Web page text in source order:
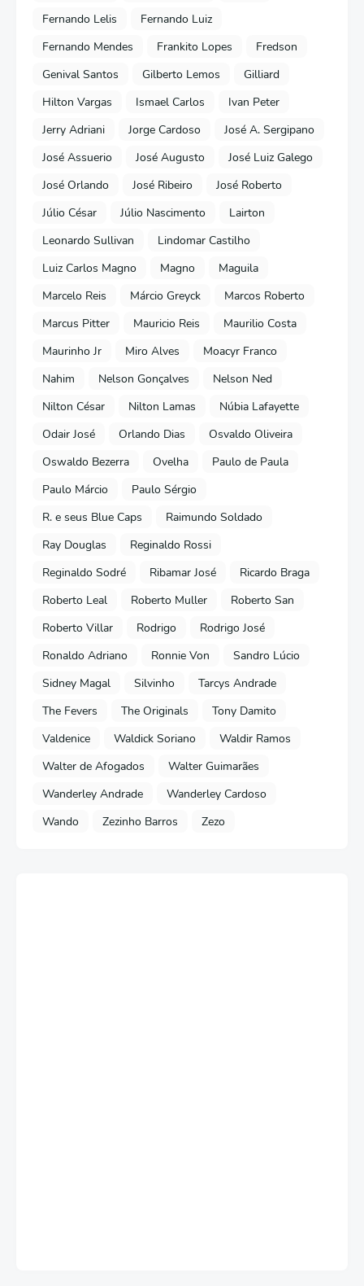
Fernando Lelis
Fernando Luiz
Fernando Mendes
Frankito Lopes
Fredson
Genival Santos
Gilberto Lemos
Gilliard
Hilton Vargas
Ismael Carlos
Ivan Peter
Jerry Adriani
Jorge Cardoso
José A. Sergipano
José Assuerio
José Augusto
José Luiz Galego
José Orlando
José Ribeiro
José Roberto
Júlio César
Júlio Nascimento
Lairton
Leonardo Sullivan
Lindomar Castilho
Luiz Carlos Magno
Magno
Maguila
Marcelo Reis
Márcio Greyck
Marcos Roberto
Marcus Pitter
Mauricio Reis
Maurilio Costa
Maurinho Jr
Miro Alves
Moacyr Franco
Nahim
Nelson Gonçalves
Nelson Ned
Nilton César
Nilton Lamas
Núbia Lafayette
Odair José
Orlando Dias
Osvaldo Oliveira
Oswaldo Bezerra
Ovelha
Paulo de Paula
Paulo Márcio
Paulo Sérgio
R. e seus Blue Caps
Raimundo Soldado
Ray Douglas
Reginaldo Rossi
Reginaldo Sodré
Ribamar José
Ricardo Braga
Roberto Leal
Roberto Muller
Roberto San
Roberto Villar
Rodrigo
Rodrigo José
Ronaldo Adriano
Ronnie Von
Sandro Lúcio
Sidney Magal
Silvinho
Tarcys Andrade
The Fevers
The Originals
Tony Damito
Valdenice
Waldick Soriano
Waldir Ramos
Walter de Afogados
Walter Guimarães
Wanderley Andrade
Wanderley Cardoso
Wando
Zezinho Barros Zezo